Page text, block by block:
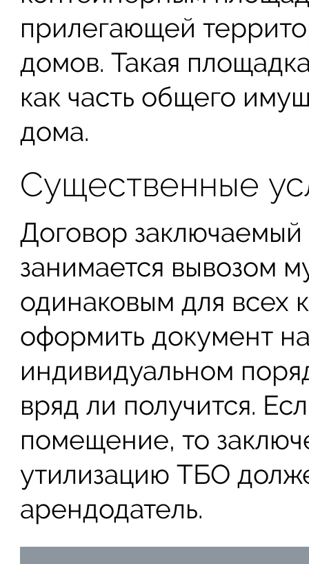
прилегающей
домов. Такая
как часть общего
дома.
Существенные
Договор
занимается вывозом
одинаковым для всех
оформить документ
индивидуальном
вряд ли получится.
помещение, то
утилизацию ТБО
арендодатель.